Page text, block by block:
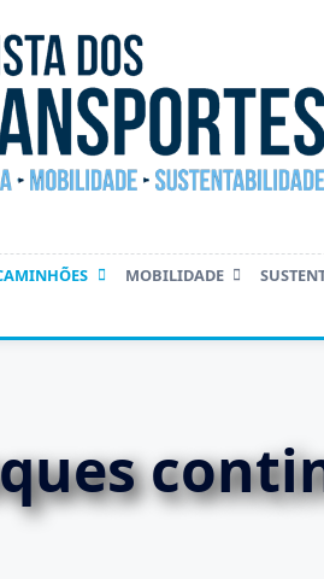
MOBILIDADE